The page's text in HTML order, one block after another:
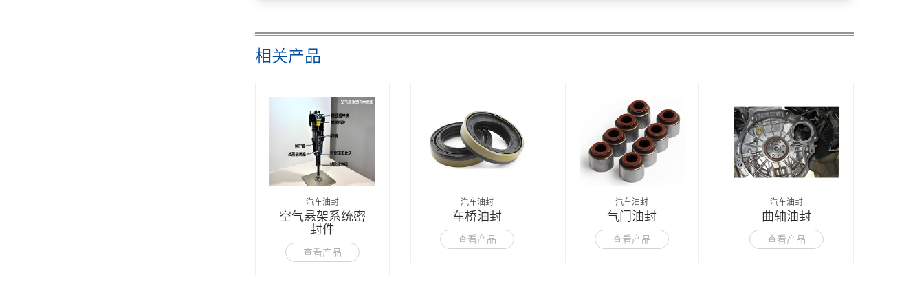
相关产品
汽车油封
空气悬架系统密
封件
查看产品
汽车油封
车桥油封
查看产品
汽车油封
气门油封
查看产品
汽车油封
曲轴油封
查看产品